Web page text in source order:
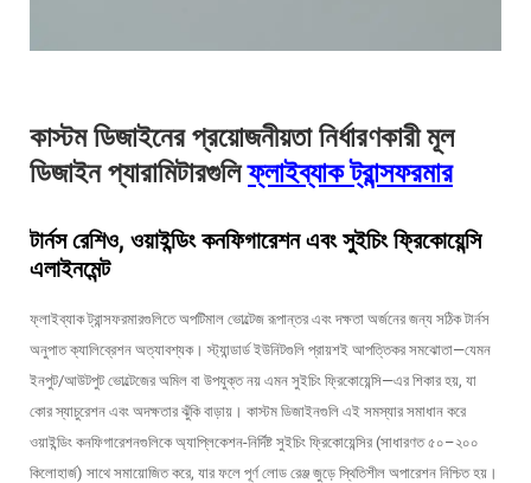
কাস্টম ডিজাইনের প্রয়োজনীয়তা নির্ধারণকারী মূল
ডিজাইন প্যারামিটারগুলিফ্লাইব্যাক ট্রান্সফরমার
টার্নস রেশিও, ওয়াইন্ডিং কনফিগারেশন এবং সুইচিং ফ্রিকোয়েন্সি
এলাইনমেন্ট
ফ্লাইব্যাক ট্রান্সফরমারগুলিতে অপটিমাল ভোল্টেজ রূপান্তর এবং দক্ষতা অর্জনের জন্য সঠিক টার্নস
অনুপাত ক্যালিব্রেশন অত্যাবশ্যক। স্ট্যান্ডার্ড ইউনিটগুলি প্রায়শই আপত্তিকর সমঝোতা—যেমন
ইনপুট/আউটপুট ভোল্টেজের অমিল বা উপযুক্ত নয় এমন সুইচিং ফ্রিকোয়েন্সি—এর শিকার হয়, যা
কোর স্যাচুরেশন এবং অদক্ষতার ঝুঁকি বাড়ায়। কাস্টম ডিজাইনগুলি এই সমস্যার সমাধান করে
ওয়াইন্ডিং কনফিগারেশনগুলিকে অ্যাপ্লিকেশন-নির্দিষ্ট সুইচিং ফ্রিকোয়েন্সির (সাধারণত ৫০–২০০
কিলোহার্জ) সাথে সমায়োজিত করে, যার ফলে পূর্ণ লোড রেঞ্জ জুড়ে স্থিতিশীল অপারেশন নিশ্চিত হয়।